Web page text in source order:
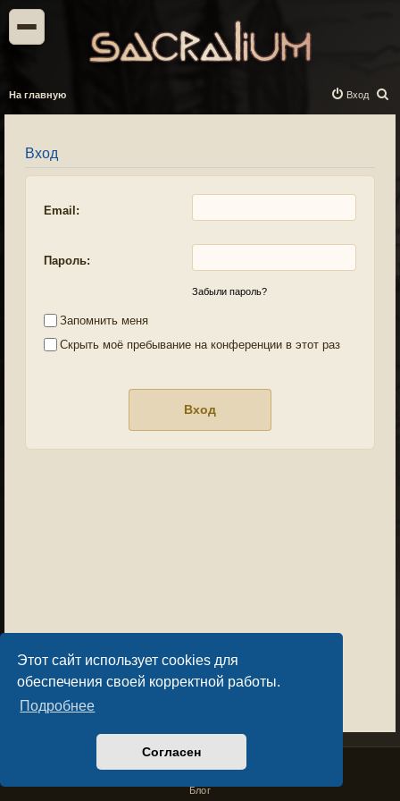
Этот сайт использует cookies для
обеспечения своей корректной работы.
Подробнее
Согласен
На главную
о
Вход
Вход
Email:
Пароль:
Забыли пароль?
Запомнить меня
Скрыть моё пребывание на конференции в этот раз
Privacy PolicyLicense Agreement
Copyright © Sacralium Games 2023-
Блог